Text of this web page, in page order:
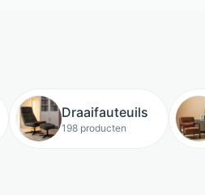
Draaifauteuils
198 producten